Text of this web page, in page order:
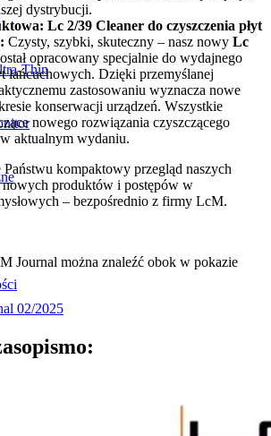
Thin
dystrybucji.
Lc 2/39 Cleaner do czyszczenia płyt
Czysty, szybki, skuteczny – nasz nowy Lc
opracowany specjalnie do wydajnego
łańcuchowych. Dzięki przemyślanej
zastosowaniu wyznacza nowe
konserwacji urządzeń. Wszystkie
nowego rozwiązania czyszczącego
aktualnym wydaniu.
Państwu kompaktowy przegląd naszych
nowych produktów i postępów w
– bezpośrednio z firmy LcM.
Journal można znaleźć obok w pokazie
02/2025